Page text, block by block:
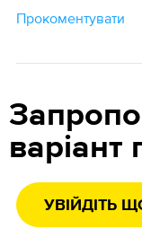
Прокоментувати
варіант
УВІЙДІТЬ